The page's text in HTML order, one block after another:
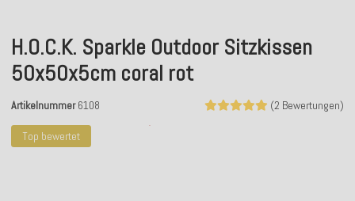
Top bewertet
H.O.C.K. Sparkle Outdoor Sitzkissen
50x50x5cm coral rot
(2 Bewertungen)
Artikelnummer 6108